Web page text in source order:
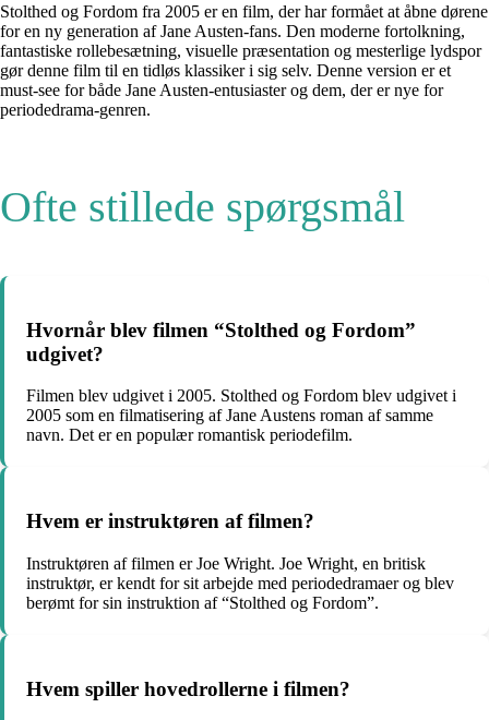
Stolthed og Fordom fra 2005 er en film, der har formået at åbne dørene
for en ny generation af Jane Austen-fans. Den moderne fortolkning,
fantastiske rollebesætning, visuelle præsentation og mesterlige lydspor
gør denne film til en tidløs klassiker i sig selv. Denne version er et
must-see for både Jane Austen-entusiaster og dem, der er nye for
periodedrama-genren.
Ofte stillede spørgsmål
Hvornår blev filmen “Stolthed og Fordom”
udgivet?
Filmen blev udgivet i 2005. Stolthed og Fordom blev udgivet i
2005 som en filmatisering af Jane Austens roman af samme
navn. Det er en populær romantisk periodefilm.
Hvem er instruktøren af filmen?
Instruktøren af filmen er Joe Wright. Joe Wright, en britisk
instruktør, er kendt for sit arbejde med periodedramaer og blev
berømt for sin instruktion af “Stolthed og Fordom”.
Hvem spiller hovedrollerne i filmen?